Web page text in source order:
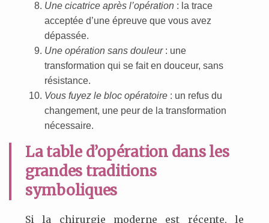
Une cicatrice après l’opération: la trace
acceptée d’une épreuve que vous avez
dépassée.
Une opération sans douleur: une
transformation qui se fait en douceur, sans
résistance.
Vous fuyez le bloc opératoire: un refus du
changement, une peur de la transformation
nécessaire.
La table d’opération dans les
grandes traditions
symboliques
Si la chirurgie moderne est récente, le